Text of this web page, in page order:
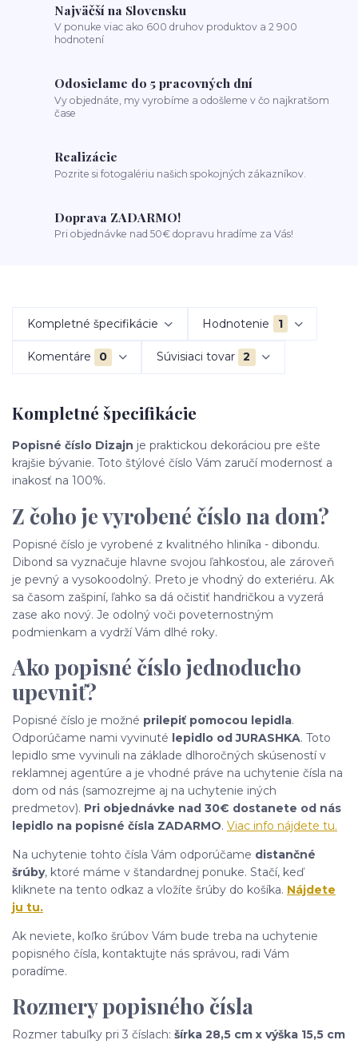
Najväčší na Slovensku
V ponuke viac ako 600 druhov produktov a 2 900
hodnotení
Odosielame do 5 pracovných dní
Vy objednáte, my vyrobíme a odošleme v čo najkratšom
čase
Realizácie
Pozrite si fotogalériu našich spokojných zákazníkov.
Doprava ZADARMO!
Pri objednávke nad 50€ dopravu hradíme za Vás!
Kompletné špecifikácie Hodnotenie 1
Komentáre 0 Súvisiaci tovar 2
Kompletné špecifikácie
Popisné číslo Dizajn je praktickou dekoráciou pre ešte
krajšie bývanie. Toto štýlové číslo Vám zaručí modernosť a
inakosť na 100%.
Z čoho je vyrobené číslo na dom?
Popisné číslo je vyrobené z kvalitného hliníka - dibondu.
Dibond sa vyznačuje hlavne svojou ľahkosťou, ale zároveň
je pevný a vysokoodolný. Preto je vhodný do exteriéru. Ak
sa časom zašpiní, ľahko sa dá očistiť handričkou a vyzerá
zase ako nový. Je odolný voči poveternostným
podmienkam a vydrží Vám dlhé roky.
Ako popisné číslo jednoducho
upevniť?
Popisné číslo je možné prilepiť pomocou lepidla.
Odporúčame nami vyvinuté lepidlo od JURASHKA. Toto
lepidlo sme vyvinuli na základe dlhoročných skúseností v
reklamnej agentúre a je vhodné práve na uchytenie čísla na
dom od nás (samozrejme aj na uchytenie iných
predmetov). Pri objednávke nad 30€ dostanete od nás
lepidlo na popisné čísla ZADARMO. Viac info nájdete tu.
Na uchytenie tohto čísla Vám odporúčame distančné
šrúby, ktoré máme v štandardnej ponuke. Stačí, keď
kliknete na tento odkaz a vložíte šrúby do košíka. Nájdete
ju tu.
Ak neviete, koľko šrúbov Vám bude treba na uchytenie
popisného čísla, kontaktujte nás správou, radi Vám
poradíme.
Rozmery popisného čísla
Rozmer tabuľky pri 3 číslach: šírka 28,5 cm x výška 15,5 cm